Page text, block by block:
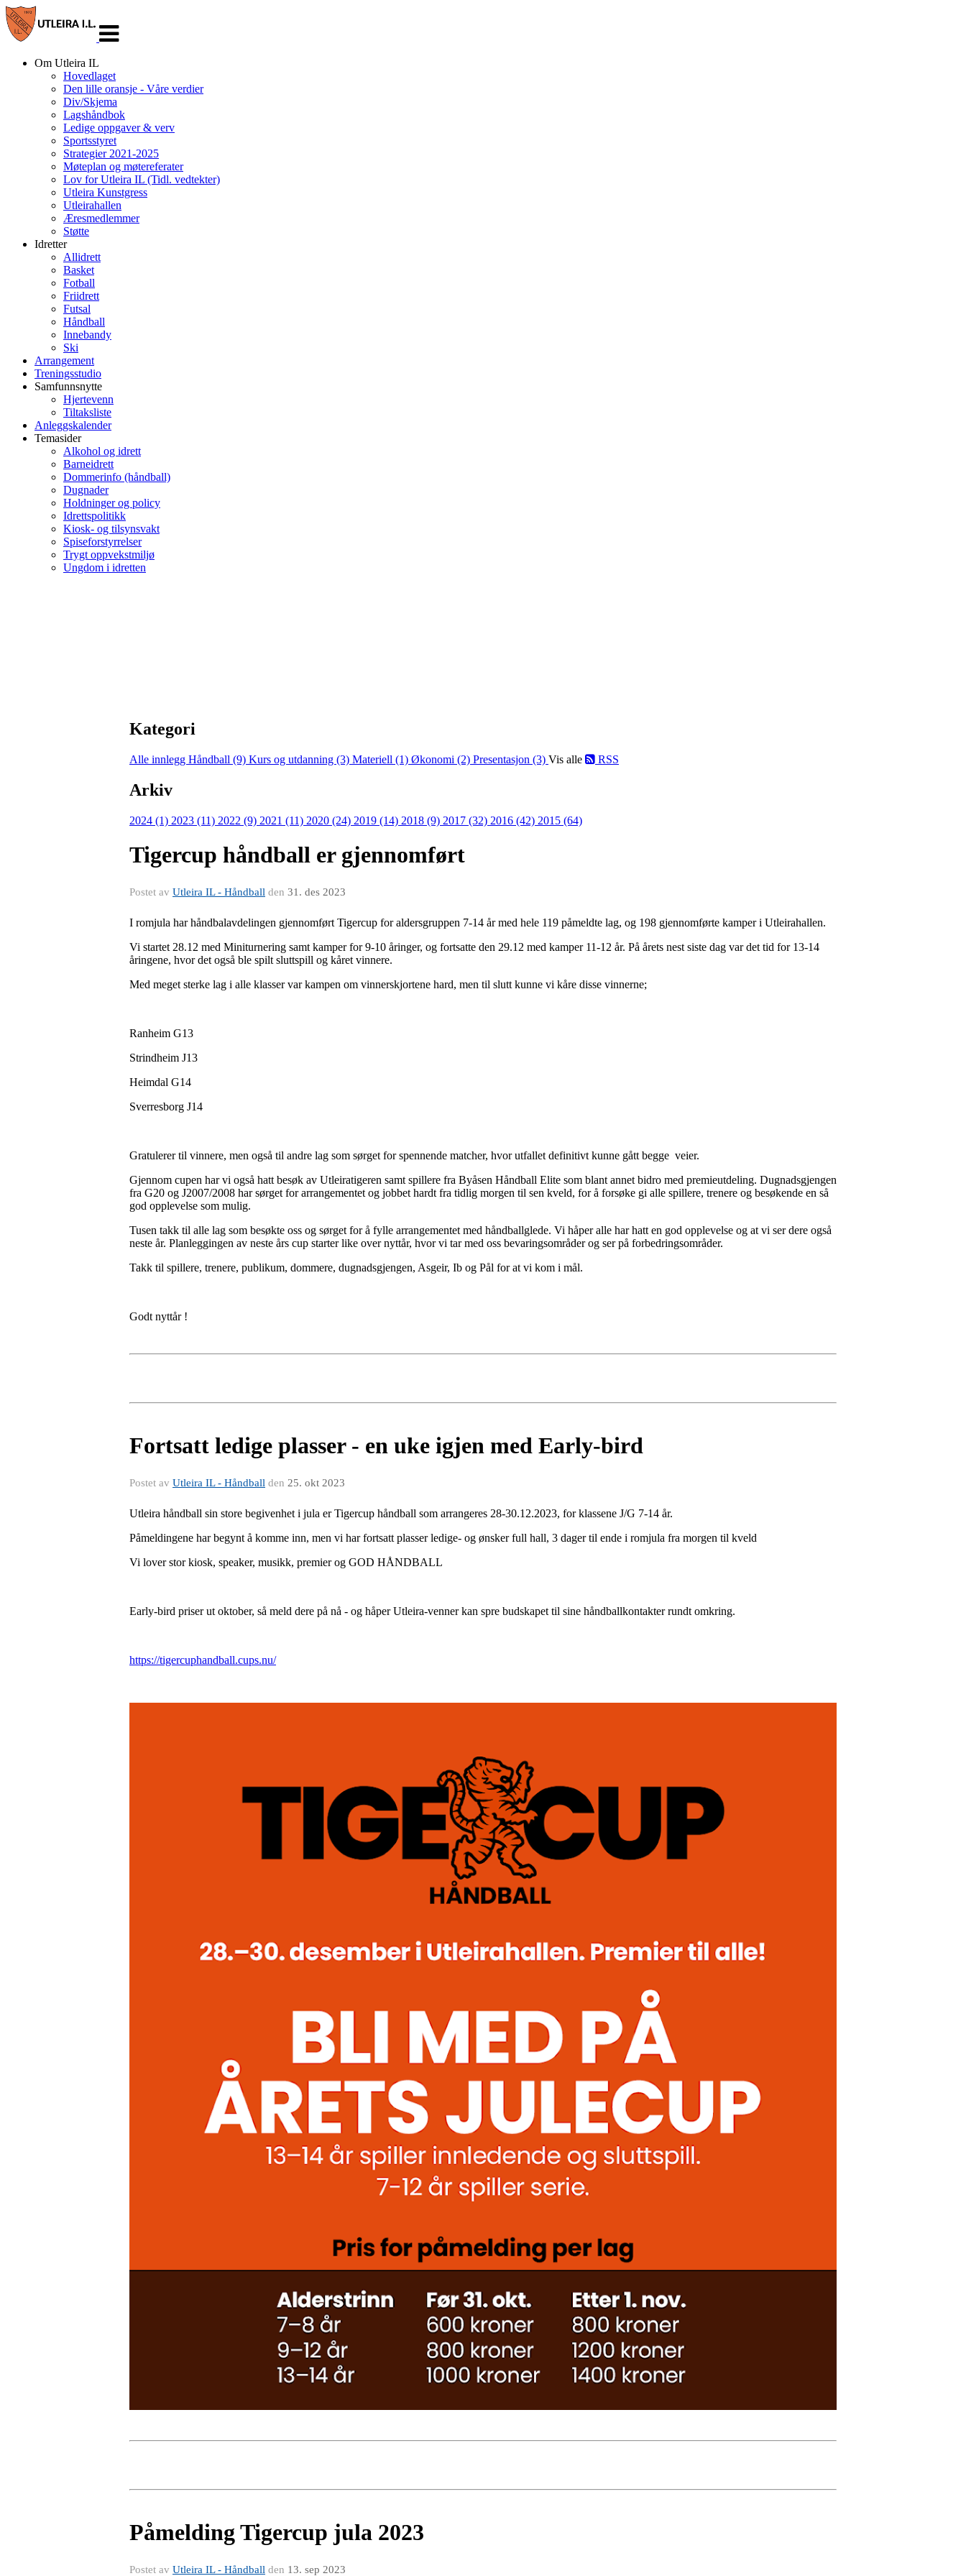
navigasjon
Om Utleira IL
Hovedlaget
Den lille oransje - Våre verdier
Div/Skjema
Lagshåndbok
Ledige oppgaver & verv
Sportsstyret
Strategier 2021-2025
Møteplan og møtereferater
Lov for Utleira IL (Tidl. vedtekter)
Utleira Kunstgress
Utleirahallen
Æresmedlemmer
Støtte
Idretter
Allidrett
Basket
Fotball
Friidrett
Futsal
Håndball
Innebandy
Ski
Arrangement
Treningsstudio
Samfunnsnytte
Hjertevenn
Tiltaksliste
Anleggskalender
Temasider
Alkohol og idrett
Barneidrett
Dommerinfo (håndball)
Dugnader
Holdninger og policy
Idrettspolitikk
Kiosk- og tilsynsvakt
Spiseforstyrrelser
Trygt oppvekstmiljø
Ungdom i idretten
Kategori
Alle innlegg Håndball (9) Kurs og utdanning (3) Materiell (1) Økonomi (2) Presentasjon (3) Vis alle RSS
Arkiv
2024 (1) 2023 (11) 2022 (9) 2021 (11) 2020 (24) 2019 (14) 2018 (9) 2017 (32) 2016 (42) 2015 (64)
Tigercup håndball er gjennomført
Postet av Utleira IL - Håndball den 31. des 2023
I romjula har håndbalavdelingen gjennomført Tigercup for aldersgruppen 7-14 år med hele 119 påmeldte lag, og 198 gjennomførte kamper i Utleirahallen.
Vi startet 28.12 med Miniturnering samt kamper for 9-10 åringer, og fortsatte den 29.12 med kamper 11-12 år. På årets nest siste dag var det tid for 13-14
åringene, hvor det også ble spilt sluttspill og kåret vinnere.
Med meget sterke lag i alle klasser var kampen om vinnerskjortene hard, men til slutt kunne vi kåre disse vinnerne;
Ranheim G13
Strindheim J13
Heimdal G14
Sverresborg J14
Gratulerer til vinnere, men også til andre lag som sørget for spennende matcher, hvor utfallet definitivt kunne gått begge veier.
Gjennom cupen har vi også hatt besøk av Utleiratigeren samt spillere fra Byåsen Håndball Elite som blant annet bidro med premieutdeling. Dugnadsgjengen
fra G20 og J2007/2008 har sørget for arrangementet og jobbet hardt fra tidlig morgen til sen kveld, for å forsøke gi alle spillere, trenere og besøkende en så
god opplevelse som mulig.
Tusen takk til alle lag som besøkte oss og sørget for å fylle arrangementet med håndballglede. Vi håper alle har hatt en god opplevelse og at vi ser dere også
neste år. Planleggingen av neste års cup starter like over nyttår, hvor vi tar med oss bevaringsområder og ser på forbedringsområder.
Takk til spillere, trenere, publikum, dommere, dugnadsgjengen, Asgeir, Ib og Pål for at vi kom i mål.
Godt nyttår !
Fortsatt ledige plasser - en uke igjen med Early-bird
Postet av Utleira IL - Håndball den 25. okt 2023
Utleira håndball sin store begivenhet i jula er Tigercup håndball som arrangeres 28-30.12.2023, for klassene J/G 7-14 år.
Påmeldingene har begynt å komme inn, men vi har fortsatt plasser ledige- og ønsker full hall, 3 dager til ende i romjula fra morgen til kveld
Vi lover stor kiosk, speaker, musikk, premier og GOD HÅNDBALL
Early-bird priser ut oktober, så meld dere på nå - og håper Utleira-venner kan spre budskapet til sine håndballkontakter rundt omkring.
https://tigercuphandball.cups.nu/
Påmelding Tigercup jula 2023
Postet av Utleira IL - Håndball den 13. sep 2023